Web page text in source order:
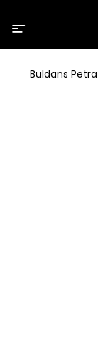
Buldans